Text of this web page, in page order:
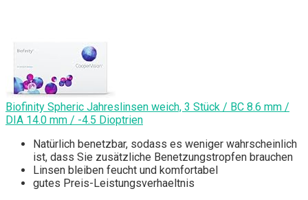
Biofinity Spheric Jahreslinsen weich, 3 Stück / BC 8.6 mm /
DIA 14.0 mm / -4.5 Dioptrien
Natürlich benetzbar, sodass es weniger wahrscheinlich
ist, dass Sie zusätzliche Benetzungstropfen brauchen
Linsen bleiben feucht und komfortabel
gutes Preis-Leistungsverhaeltnis